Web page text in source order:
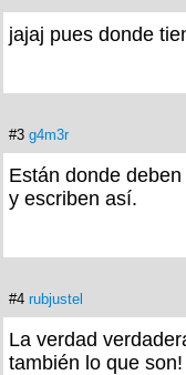
jajaj pues donde
#3 g4m3r
Están donde
y escriben así.
#4 rubjustel
La verdad
también lo que son!